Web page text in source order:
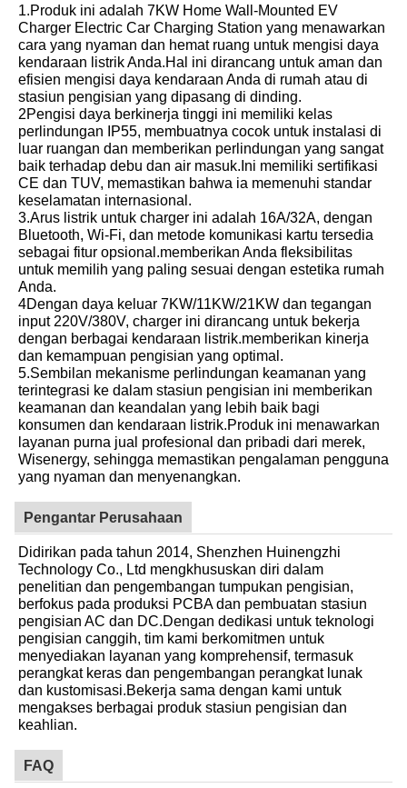
1.Produk ini adalah 7KW Home Wall-Mounted EV
Charger Electric Car Charging Station yang menawarkan
cara yang nyaman dan hemat ruang untuk mengisi daya
kendaraan listrik Anda.Hal ini dirancang untuk aman dan
efisien mengisi daya kendaraan Anda di rumah atau di
stasiun pengisian yang dipasang di dinding.
2Pengisi daya berkinerja tinggi ini memiliki kelas
perlindungan IP55, membuatnya cocok untuk instalasi di
luar ruangan dan memberikan perlindungan yang sangat
baik terhadap debu dan air masuk.Ini memiliki sertifikasi
CE dan TUV, memastikan bahwa ia memenuhi standar
keselamatan internasional.
3.Arus listrik untuk charger ini adalah 16A/32A, dengan
Bluetooth, Wi-Fi, dan metode komunikasi kartu tersedia
sebagai fitur opsional.memberikan Anda fleksibilitas
untuk memilih yang paling sesuai dengan estetika rumah
Anda.
4Dengan daya keluar 7KW/11KW/21KW dan tegangan
input 220V/380V, charger ini dirancang untuk bekerja
dengan berbagai kendaraan listrik.memberikan kinerja
dan kemampuan pengisian yang optimal.
5.Sembilan mekanisme perlindungan keamanan yang
terintegrasi ke dalam stasiun pengisian ini memberikan
keamanan dan keandalan yang lebih baik bagi
konsumen dan kendaraan listrik.Produk ini menawarkan
layanan purna jual profesional dan pribadi dari merek,
Wisenergy, sehingga memastikan pengalaman pengguna
yang nyaman dan menyenangkan.
Pengantar Perusahaan
Didirikan pada tahun 2014, Shenzhen Huinengzhi
Technology Co., Ltd mengkhususkan diri dalam
penelitian dan pengembangan tumpukan pengisian,
berfokus pada produksi PCBA dan pembuatan stasiun
pengisian AC dan DC.Dengan dedikasi untuk teknologi
pengisian canggih, tim kami berkomitmen untuk
menyediakan layanan yang komprehensif, termasuk
perangkat keras dan pengembangan perangkat lunak
dan kustomisasi.Bekerja sama dengan kami untuk
mengakses berbagai produk stasiun pengisian dan
keahlian.
FAQ